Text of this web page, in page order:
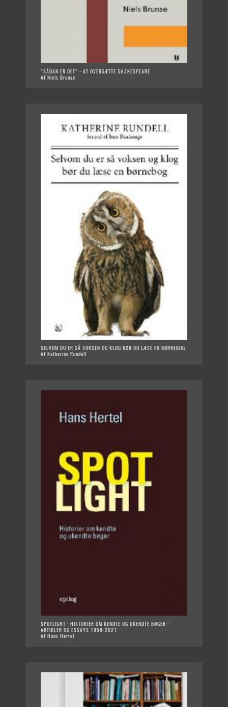
"SÅDAN ER DET" - AT OVERSÆTTE SHAKESPEARE
Af Niels Brunse
SELVOM DU ER SÅ VOKSEN OG KLOG BØR DU LÆSE EN BØRNEBOG
Af Katherine Rundell
SPOTLIGHT : HISTORIER OM KENDTE OG UKENDTE BØGER :
ARTIKLER OG ESSAYS 1958-2021
Af Hans Hertel